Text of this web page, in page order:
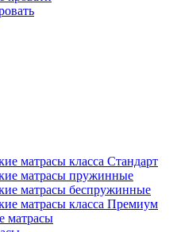
матрасы класса Стандарт
матрасы пружинные
матрасы беспружинные
матрасы класса Премиум
матрасы